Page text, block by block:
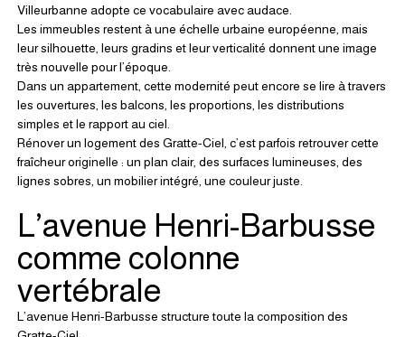
Villeurbanne adopte ce vocabulaire avec audace.
Les immeubles restent à une échelle urbaine européenne, mais
leur silhouette, leurs gradins et leur verticalité donnent une image
très nouvelle pour l’époque.
Dans un appartement, cette modernité peut encore se lire à travers
les ouvertures, les balcons, les proportions, les distributions
simples et le rapport au ciel.
Rénover un logement des Gratte-Ciel, c’est parfois retrouver cette
fraîcheur originelle : un plan clair, des surfaces lumineuses, des
lignes sobres, un mobilier intégré, une couleur juste.
L’avenue Henri-Barbusse
comme colonne
vertébrale
L’avenue Henri-Barbusse structure toute la composition des